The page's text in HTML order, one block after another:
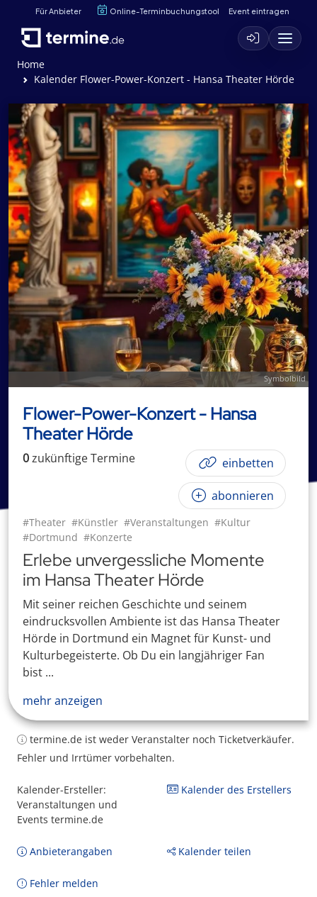
Für Anbieter Online-Terminbuchungstool Event eintragen
Home
Kalender Flower-Power-Konzert - Hansa Theater Hörde
Symbolbild
Flower-Power-Konzert - Hansa
Theater Hörde
0zukünftigeTermine einbetten
abonnieren
#Theater #Künstler #Veranstaltungen #Kultur
#Dortmund #Konzerte
Erlebe unvergessliche Momente
im Hansa Theater Hörde
Mit seiner reichen Geschichte und seinem
eindrucksvollen Ambiente ist das Hansa Theater
Hörde in Dortmund ein Magnet für Kunst- und
Kulturbegeisterte. Ob Du ein langjähriger Fan
bist ...
mehr anzeigen
termine.de ist weder Veranstalter noch Ticketverkäufer.
Fehler und Irrtümer vorbehalten.
Kalender-Ersteller:
Veranstaltungen und
Events termine.de
Kalender des Erstellers
Anbieterangaben Kalender teilen
Fehler melden